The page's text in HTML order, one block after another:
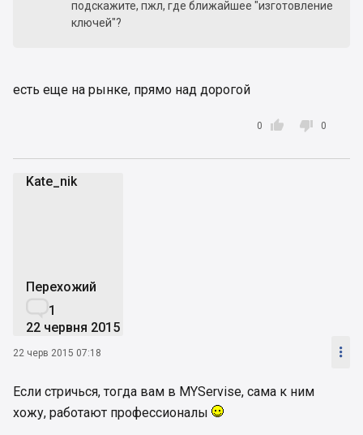
подскажите, пжл, где ближайшее "изготовление
ключей"?
есть еще на рынке, прямо над дорогой

0  0
Kate_nik
Перехожий
1
22 червня 2015
22 черв 2015 07:18 
Если стричься, тогда вам в MYServise, сама к ним
хожу, работают профессионалы